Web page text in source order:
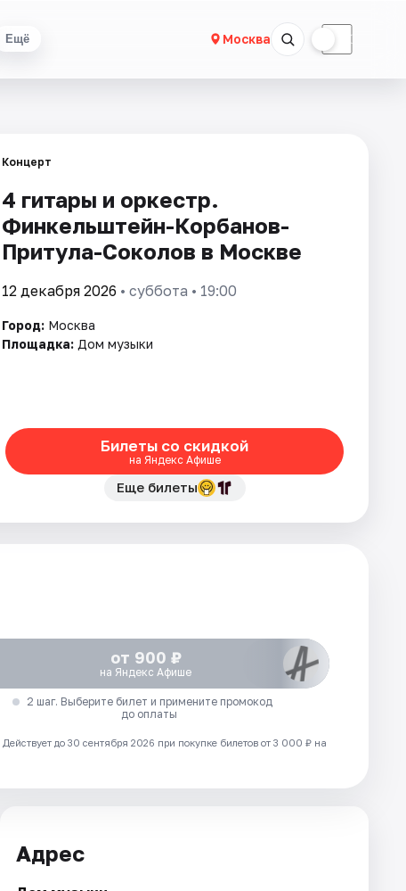
Ещё Москва ☾
Концерт
4 гитары и оркестр.
Финкельштейн-Корбанов-
Притула-Соколов в Москве
12 декабря 2026 • суббота • 19:00
Город: Москва
Площадка: Дом музыки
Билеты со скидкой
на Яндекс Афише
Еще билеты
от 900 ₽
на Яндекс Афише
2 шаг. Выберите билет и примените промокод
до оплаты
Действует до 30 сентября 2026 при покупке билетов от 3 000 ₽ на
Адрес